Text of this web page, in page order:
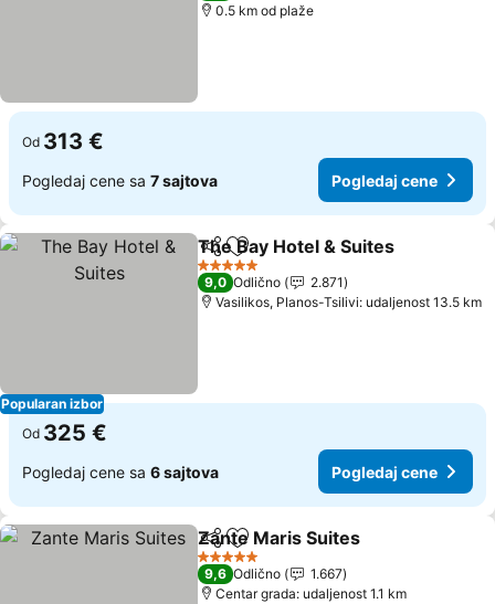
0.5 km od plaže
Od 313 €
Pogledaj cene sa 7 sajtova Pogledaj cene
Popularan izbor
Deli Dodati u favorite
The Bay Hotel & Suites
5 Zvezdice
9,0 Odlično
2.871
Vasilikos, Planos-Tsilivi: udaljenost 13.5 km
Od 325 €
Pogledaj cene sa 6 sajtova Pogledaj cene
Deli Dodati u favorite
Zante Maris Suites
5 Zvezdice
9,6 Odlično
1.667
Centar grada: udaljenost 1.1 km